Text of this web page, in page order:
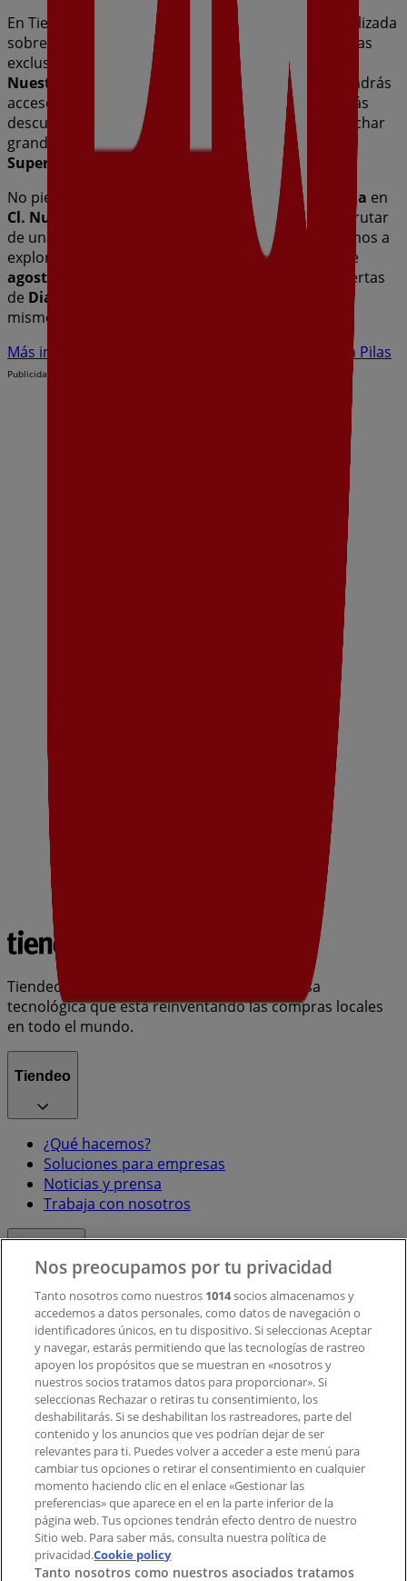
En Tiendeo te ofrecemos toda la información actualizada
sobre
, como los horarios de apertura, las ofertas
exclusivas y la ubicación exacta de la tienda en
Nuestra Señora De Fatima Nº 15 - 17
. Además, tendrás
acceso a los últimos catálogos de
Dia
, donde podrás
descubrir las promociones más recientes y aprovechar
grandes descuentos en productos de
Hiper-
Supermercados
para tus compras en Pilas
No pierdas la oportunidad de visitar la tienda de
Dia en
Cl. Nuestra Señora De Fatima Nº 15 - 17
para disfrutar
de una experiencia de compra completa. Te invitamos a
explorar las promociones que tenemos para ti este
agosto
y mantenerte informado de las mejores ofertas
de Dia
. ¡Visítanos y empieza a ahorrar hoy
mismo!
Más información de Dia
Ver otras tiendas de Dia en Pilas
Publicidad
Tiendeo forma parte de Shopfully, la empresa
tecnológica que está reinventando las compras locales
en todo el mundo.
Tiendeo
¿Qué hacemos?
Soluciones para empresas
Noticias y prensa
Trabaja con nosotros
Contacto comercial y de marketing
Tienda mal colocada en el mapa
Notificar un folleto
¿Encontraste un problema en la web o en la
aplicación?
Índices
Marcas
Marcas locales
Negocios
Negocios cercanos
Nos preocupamos por tu privacidad
Tanto nosotros como nuestros 1014socios almacenamos y
accedemos a datos personales, como datos de navegación o
identificadores únicos, en tu dispositivo. Si seleccionas Aceptar
y navegar, estarás permitiendo que las tecnologías de rastreo
apoyen los propósitos que se muestran en «nosotros y
nuestros socios tratamos datos para proporcionar». Si
seleccionas Rechazar o retiras tu consentimiento, los
deshabilitarás. Si se deshabilitan los rastreadores, parte del
contenido y los anuncios que ves podrían dejar de ser
relevantes para ti. Puedes volver a acceder a este menú para
cambiar tus opciones o retirar el consentimiento en cualquier
momento haciendo clic en el enlace «Gestionar las
preferencias» que aparece en el en la parte inferior de la
página web. Tus opciones tendrán efecto dentro de nuestro
Sitio web. Para saber más, consulta nuestra política de
privacidad.Cookie policy
Tanto nosotros como nuestros asociados tratamos